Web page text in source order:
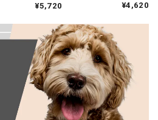
¥5,720
シャドウパレット¥4,620